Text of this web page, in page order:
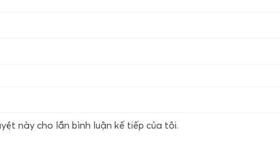
này cho lần bình luận kế tiếp của tôi.